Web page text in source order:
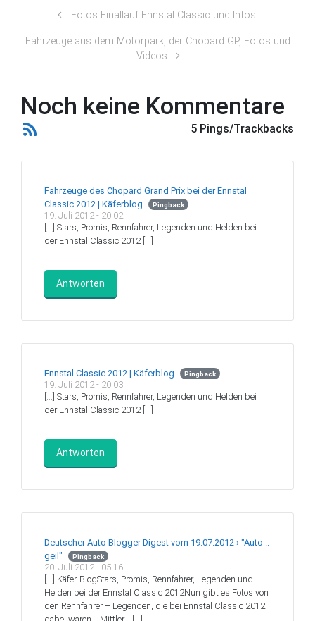
Fotos Finallauf Ennstal Classic und Infos
Fahrzeuge aus dem Motorpark, der Chopard GP, Fotos und
Videos
Noch keine Kommentare
5 Pings/Trackbacks
Fahrzeuge des Chopard Grand Prix bei der Ennstal
Classic 2012 | Käferblog
Pingback
19. Juli 2012 - 20:02
[…] Stars, Promis, Rennfahrer, Legenden und Helden bei
der Ennstal Classic 2012 […]
Antworten
Ennstal Classic 2012 | Käferblog Pingback
19. Juli 2012 - 20:03
[…] Stars, Promis, Rennfahrer, Legenden und Helden bei
der Ennstal Classic 2012 […]
Antworten
Deutscher Auto Blogger Digest vom 19.07.2012 › "Auto ..
geil"
Pingback
20. Juli 2012 - 05:16
[…] Käfer-BlogStars, Promis, Rennfahrer, Legenden und
Helden bei der Ennstal Classic 2012Nun gibt es Fotos von
den Rennfahrer – Legenden, die bei Ennstal Classic 2012